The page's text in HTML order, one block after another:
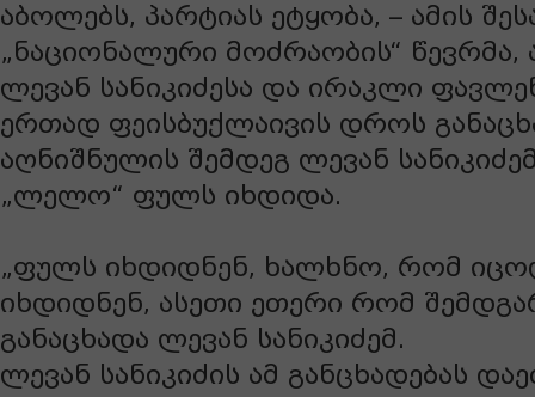
აბოლებს, პარტიას ეტყობა, – ამის
„ნაციონალური მოძრაობის“ წევრმა,
ლევან სანიკიძესა და ირაკლი
ერთად ფეისბუქლაივის დროს
აღნიშნულის შემდეგ ლევან
„ლელო“ ფულს იხდიდა.
„ფულს იხდიდნენ, ხალხნო, რომ
იხდიდნენ, ასეთი ეთერი რომ
განაცხადა ლევან სანიკიძემ.
ლევან სანიკიძის ამ განცხადებას